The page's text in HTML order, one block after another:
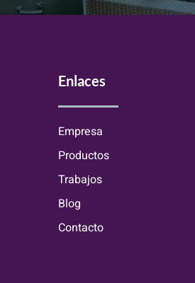
Enlaces
Empresa
Productos
Trabajos
Blog
Contacto